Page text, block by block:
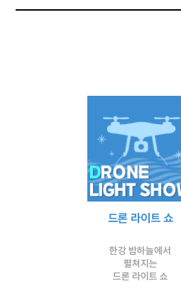
드론라이트 쇼
한강 밤하늘에서
펼쳐지는
드론 라이트 쇼